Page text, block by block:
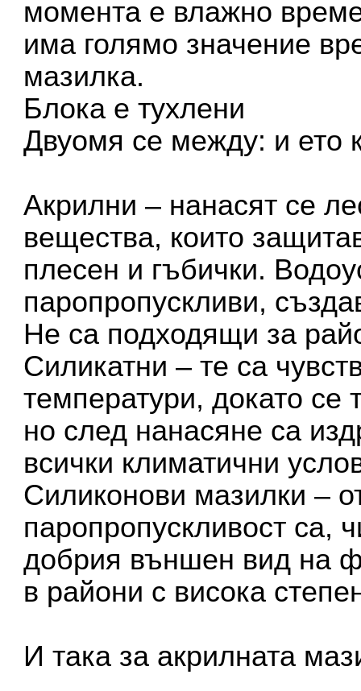
момента е влажно
има голямо значение
мазилка.
Блока е тухлени
Двуомя се между: и ето
Акрилни – нанасят се
вещества, които
плесен и гъбички.
паропропускливи,
Не са подходящи за
Силикатни – те са
температури, докато се
но след нанасяне са
всички климатични
Силиконови мазилки –
паропропускливост са,
добрия външен вид на
в райони с висока
И така за акрилната